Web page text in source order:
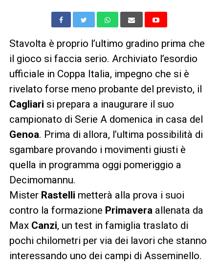
Stavolta è proprio l’ultimo gradino prima che
il gioco si faccia serio. Archiviato l’esordio
ufficiale in Coppa Italia, impegno che si è
rivelato forse meno probante del previsto, il
Cagliari si prepara a inaugurare il suo
campionato di Serie A domenica in casa del
Genoa. Prima di allora, l’ultima possibilità di
sgambare provando i movimenti giusti è
quella in programma oggi pomeriggio a
Decimomannu.
Mister Rastelli metterà alla prova i suoi
contro la formazione Primavera allenata da
Max Canzi, un test in famiglia traslato di
pochi chilometri per via dei lavori che stanno
interessando uno dei campi di Asseminello.